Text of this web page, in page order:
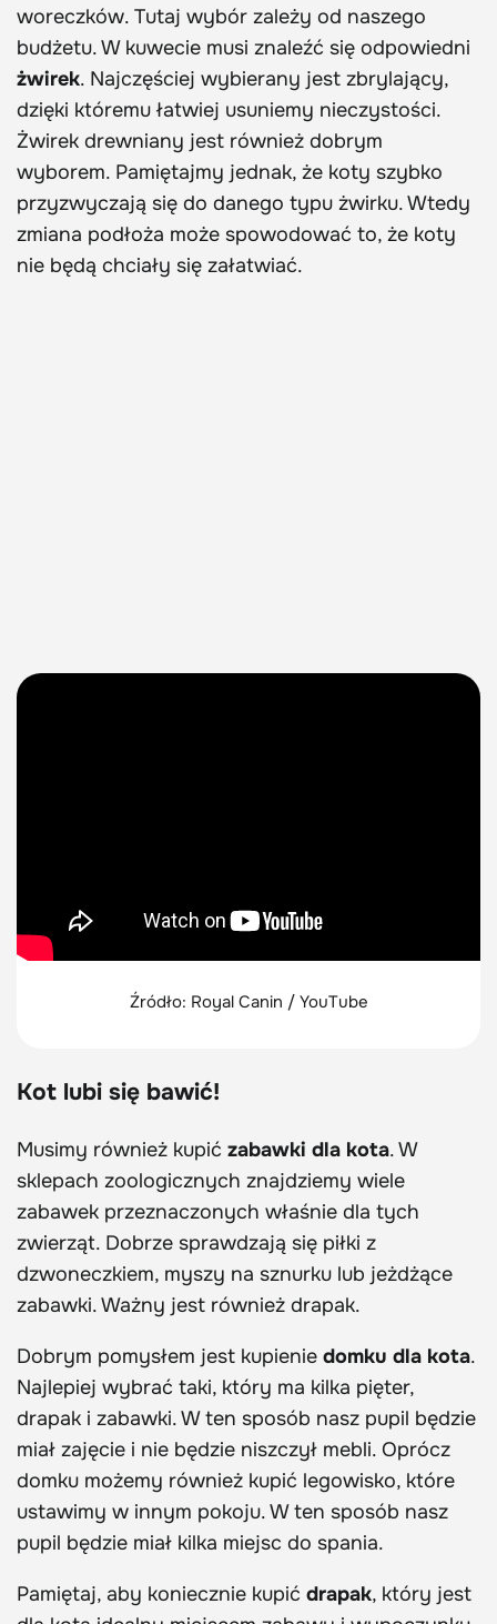
woreczków. Tutaj wybór zależy od naszego
budżetu. W kuwecie musi znaleźć się odpowiedni
żwirek. Najczęściej wybierany jest zbrylający,
dzięki któremu łatwiej usuniemy nieczystości.
Żwirek drewniany jest również dobrym
wyborem. Pamiętajmy jednak, że koty szybko
przyzwyczają się do danego typu żwirku. Wtedy
zmiana podłoża może spowodować to, że koty
nie będą chciały się załatwiać.
Źródło: Royal Canin / YouTube
Kot lubi się bawić!
Musimy również kupić zabawki dla kota. W
sklepach zoologicznych znajdziemy wiele
zabawek przeznaczonych właśnie dla tych
zwierząt. Dobrze sprawdzają się piłki z
dzwoneczkiem, myszy na sznurku lub jeżdżące
zabawki. Ważny jest również drapak.
Dobrym pomysłem jest kupienie domku dla kota.
Najlepiej wybrać taki, który ma kilka pięter,
drapak i zabawki. W ten sposób nasz pupil będzie
miał zajęcie i nie będzie niszczył mebli. Oprócz
domku możemy również kupić legowisko, które
ustawimy w innym pokoju. W ten sposób nasz
pupil będzie miał kilka miejsc do spania.
Pamiętaj, aby koniecznie kupić drapak, który jest